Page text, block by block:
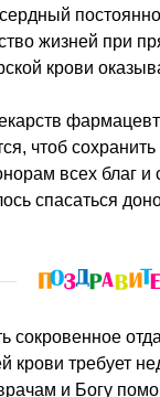
постоянно
жизней при
крови
чтоб
всех благ и
спасаться
сокровенное
крови требует
и Богу